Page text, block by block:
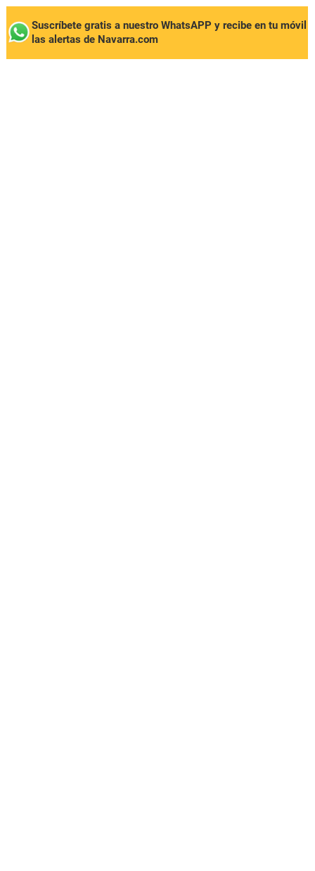
Suscríbete gratis a nuestro WhatsAPP y recibe en tu móvil
las alertas de Navarra.com